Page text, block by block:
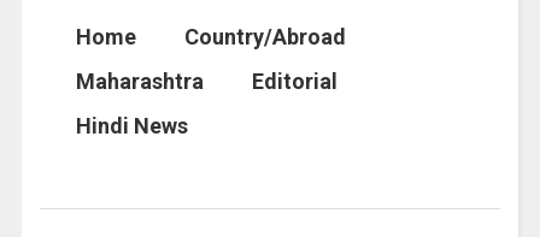
Home
Country/Abroad
Maharashtra
Editorial
Hindi News